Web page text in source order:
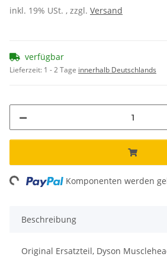
inkl. 19% USt. , zzgl. Versand
verfügbar
Lieferzeit: 1 - 2 Tage innerhalb Deutschlands
Komponenten werden
Beschreibung
Original Ersatzteil, Dyson